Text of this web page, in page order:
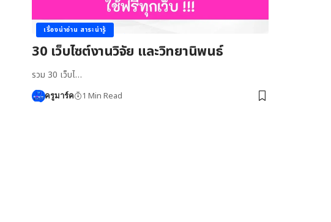
เรื่องน่าอ่าน สาระน่ารู้
30 เว็บไซต์งานวิจัย และวิทยานิพนธ์
รวม 30 เว็บไ…
ครูมาร์ค 1 Min Read